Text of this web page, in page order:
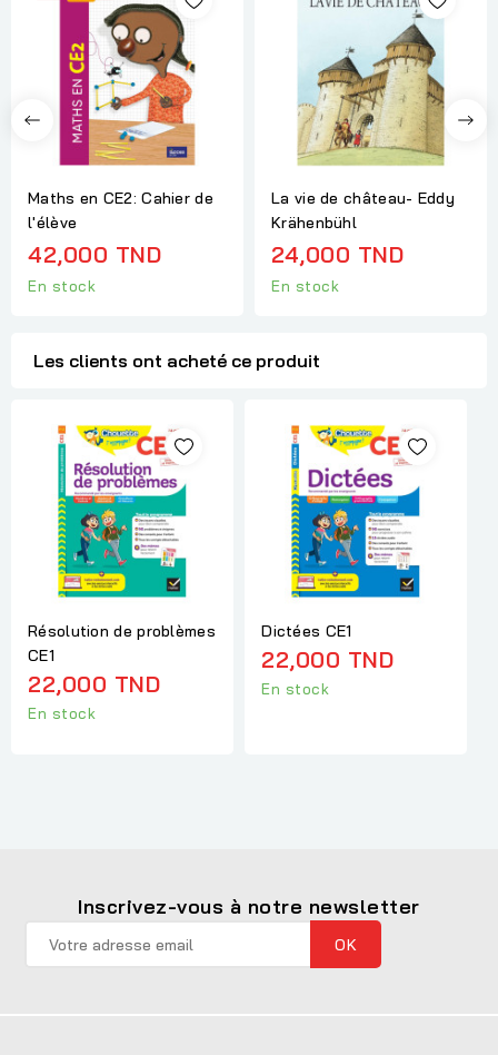
Maths en CE2: Cahier de
l'élève
42,000 TND
En stock
La vie de château- Eddy
Krähenbühl
24,000 TND
En stock
Les clients ont acheté ce produit
Résolution de problèmes
CE1
22,000 TND
En stock
Dictées CE1
22,000 TND
En stock
Inscrivez-vous à notre newsletter